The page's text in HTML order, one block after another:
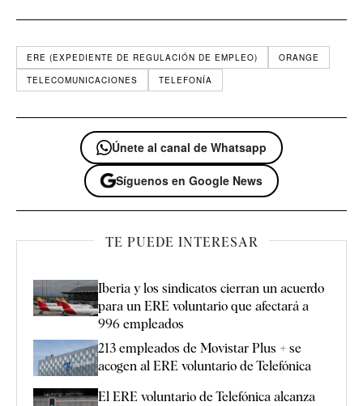
ERE (EXPEDIENTE DE REGULACIÓN DE EMPLEO)
ORANGE
TELECOMUNICACIONES
TELEFONÍA
Únete al canal de Whatsapp
Síguenos en Google News
TE PUEDE INTERESAR
Iberia y los sindicatos cierran un acuerdo
para un ERE voluntario que afectará a
996 empleados
213 empleados de Movistar Plus + se
acogen al ERE voluntario de Telefónica
El ERE voluntario de Telefónica alcanza